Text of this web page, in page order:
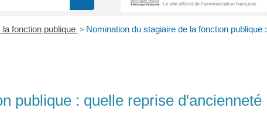
fonction publique > Nomination du stagiaire de la fonction publique :
publique : quelle reprise d'ancienneté